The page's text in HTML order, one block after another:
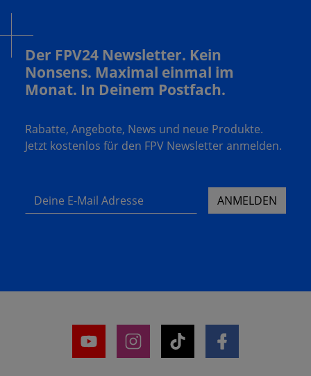
Der FPV24 Newsletter. Kein
Nonsens. Maximal einmal im
Monat. In Deinem Postfach.
Rabatte, Angebote, News und neue Produkte.
Jetzt kostenlos für den FPV Newsletter anmelden.
Deine E-Mail Adresse ANMELDEN